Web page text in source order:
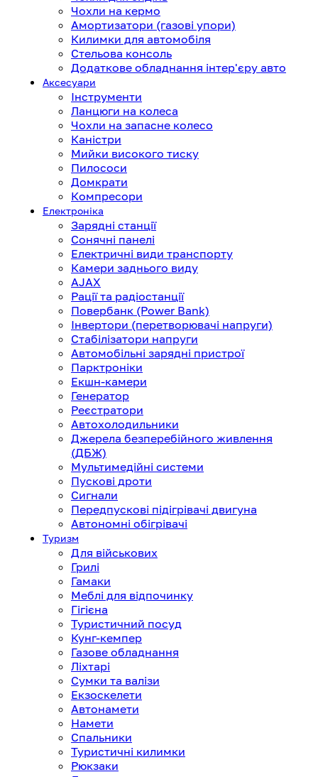
Чохли на кермо
Амортизатори (газові упори)
Килимки для автомобіля
Стельова консоль
Додаткове обладнання інтер'єру авто
Аксесуари
Інструменти
Ланцюги на колеса
Чохли на запасне колесо
Каністри
Мийки високого тиску
Пилососи
Домкрати
Компресори
Електроніка
Зарядні станції
Сонячні панелі
Електричні види транспорту
Камери заднього виду
AJAX
Рації та радіостанції
Повербанк (Power Bank)
Інвертори (перетворювачі напруги)
Стабілізатори напруги
Автомобільні зарядні пристрої
Парктроніки
Екшн-камери
Генератор
Реєстратори
Автохолодильники
Джерела безперебійного живлення
(ДБЖ)
Мультимедійні системи
Пускові дроти
Сигнали
Передпускові підігрівачі двигуна
Автономні обігрівачі
Туризм
Для військових
Грилі
Гамаки
Меблі для відпочинку
Гігієна
Туристичний посуд
Кунг-кемпер
Газове обладнання
Ліхтарі
Сумки та валізи
Екзоскелети
Автонамети
Намети
Спальники
Туристичні килимки
Рюкзаки